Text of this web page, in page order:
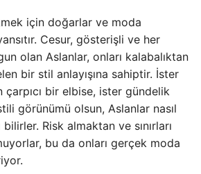
için doğarlar ve moda
Cesur, gösterişli ve her
olan Aslanlar, onları kalabalıktan
bir stil anlayışına sahiptir. İster
bir elbise, ister gündelik
görünümü olsun, Aslanlar nasıl
Risk almaktan ve sınırları
bu da onları gerçek moda